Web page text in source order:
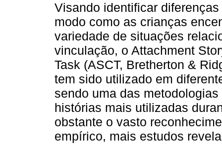
Visando identificar
modo como as crianças
variedade de situações
vinculação, o Attachment
Task (ASCT, Bretherton &
tem sido utilizado em
sendo uma das
histórias mais utilizadas
obstante o vasto
empírico, mais estudos